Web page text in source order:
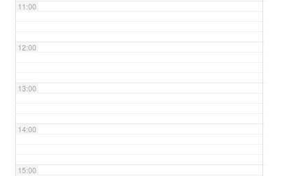
11:00
12:00
13:00
14:00
15:00